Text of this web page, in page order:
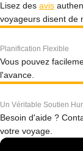
Lisez des avis
voyageurs disent de
Planification Flexible
Vous pouvez
l'avance.
Un Véritable Soutien
Besoin d'aide ?
votre voyage.